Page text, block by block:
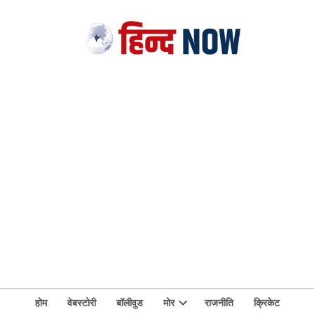
होम वेबस्टोरी बॉलीवुड मोर राजनीति
क्रिकेट